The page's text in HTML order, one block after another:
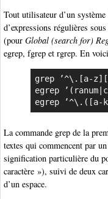
Tout utilisateur d’un
d’expressions régulières
(pour Global (search for)
egrep, fgrep et rgrep. En
grep ’^\.[a-
egrep
egrep
La commande grep de la
textes qui commencent par
signification particulière du
caractère »), suivi de deux
d’un espace.